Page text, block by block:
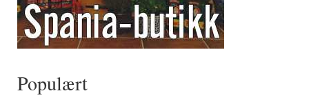
Populært